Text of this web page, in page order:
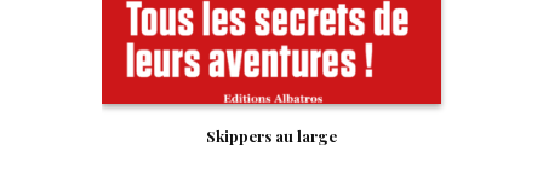
Skippers au large